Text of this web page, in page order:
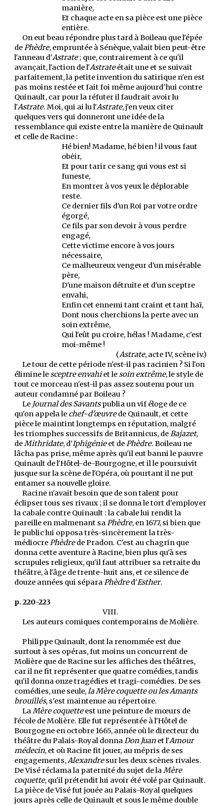
manière,
Et chaque acte en sa pièce est une pièce
entière.
On eut beau répondre plus tard à Boileau que l'épée
dePhèdre, empruntée à Sénèque, valait bien peut-être
l'anneau d'Astrate; que, contrairement à ce qu'il
avançait, l'action de l'Astrateétait une et se suivait
parfaitement, la petite invention du satirique n'en est
pas moins restée et fait foi même aujourd'hui contre
Quinault, car pour la réfuter il faudrait avoir lu
l'Astrate. Moi, qui ai lu l'Astrate, j'en veux citer
quelques vers qui donneront une idée de la
ressemblance qui existe entre la manière de Quinault
et celle de Racine :
Hé bien! Madame, hé bien ! il vous faut
obėir,
Et pour tarir ce sang qui vous est si
funeste,
En montrer à vos yeux le déplorable
reste.
Ce dernier fils d'un Roi par votre ordre
égorgé,
Ce fils par son devoir à vous perdre
engagé,
Cette victime encore à vos jours
nécessaire,
Ce malheureux vengeur d'un misérable
père,
D'une maison détruite et d'un sceptre
envahi,
Enfin cet ennemi tant craint et tant haï,
Dont nous cherchions la perte avec un
soin extrême,
Qui l'eût pu croire, hélas ! Madame, c'est
moi-même !
(Astrate, acte IV, scène iv.)
Le tour de cette période n'est-il pas racinien ? Si l'on
élimine lesceptre envahiet lesoin extrême, le style de
tout ce morceau n'est-il pas assez soutenu pour un
auteur condamné par Boileau ?
Le Journal des Savantspublia un vif éloge de ce
qu'on appela le chef-d'œuvrede Quinault, et cette
pièce le maintint longtemps en réputation, malgré
les triomphes successifs de Britannicus, deBajazet,
deMithridate, d'Iphigénieet dePhèdre. Boileau ne
lâcha pas prise, même après qu'il eut banni le pauvre
Quinault de l'Hôtel-de-Bourgogne, et il le poursuivit
jusque sur la scène de l'Opéra, où pourtant il ne put
entamer sa nouvelle gloire.
Racine n'avait besoin que de son talent pour
éclipser tous ses rivaux ; il se donna le tort d'employer
la cabale contre Quinault : la cabale lui rendit la
pareille en malmenant saPhèdre, en 1677, si bien que
le public lui opposa très-sincèrement la très-
médiocrePhèdrede Pradon. C'est au chagrin que
donna cette aventure à Racine, bien plus qu'à ses
scrupules religieux, qu'il faut attribuer sa retraite du
théâtre, à l'âge de trente-huit ans, et ce silence de
douze années qui séparaPhèdred'Esther.
p. 220-223
VIII.
Les auteurs comiques contemporains de Molière.
Philippe Quinault, dont la renommée est due
surtout à ses opéras, fut moins un concurrent de
Molière que de Racine sur les affiches des théâtres,
car il ne fit représenter que quatre comédies, tandis
qu'il donna onze tragédies et tragi-comédies. De ses
comédies, une seule,la Mère coquette ou les Amants
brouillés, s'est maintenue au répertoire.
LaMère coquetteest une peinture de mœurs de
l'école de Molière. Elle fut représentée à l'Hôtel de
Bourgogne en octobre 1665, année où le directeur du
théâtre du Palais-Royal donnaDon Juan et l'Amour
médecin, et où Racine fit jouer, au mépris de ses
engagements,Alexandresur les deux scènes rivales.
De Visé réclama la paternité du sujet de laMère
coquette, qu'il prétendit lui avoir été volé par Quinault.
La pièce de Visé fut jouée au Palais-Royal quelques
jours après celle de Quinault et sous le même double